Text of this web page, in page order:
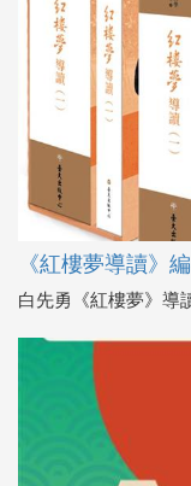
《紅樓夢導讀》
白先勇《紅樓夢》導